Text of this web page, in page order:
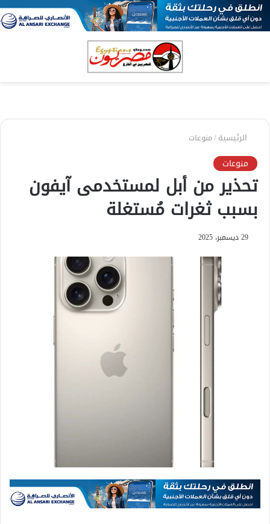
الرئيسية/منوعات
منوعات
تحذير من أبل لمستخدمى آيفون
بسبب ثغرات مُستغلة
29 ديسمبر، 2025